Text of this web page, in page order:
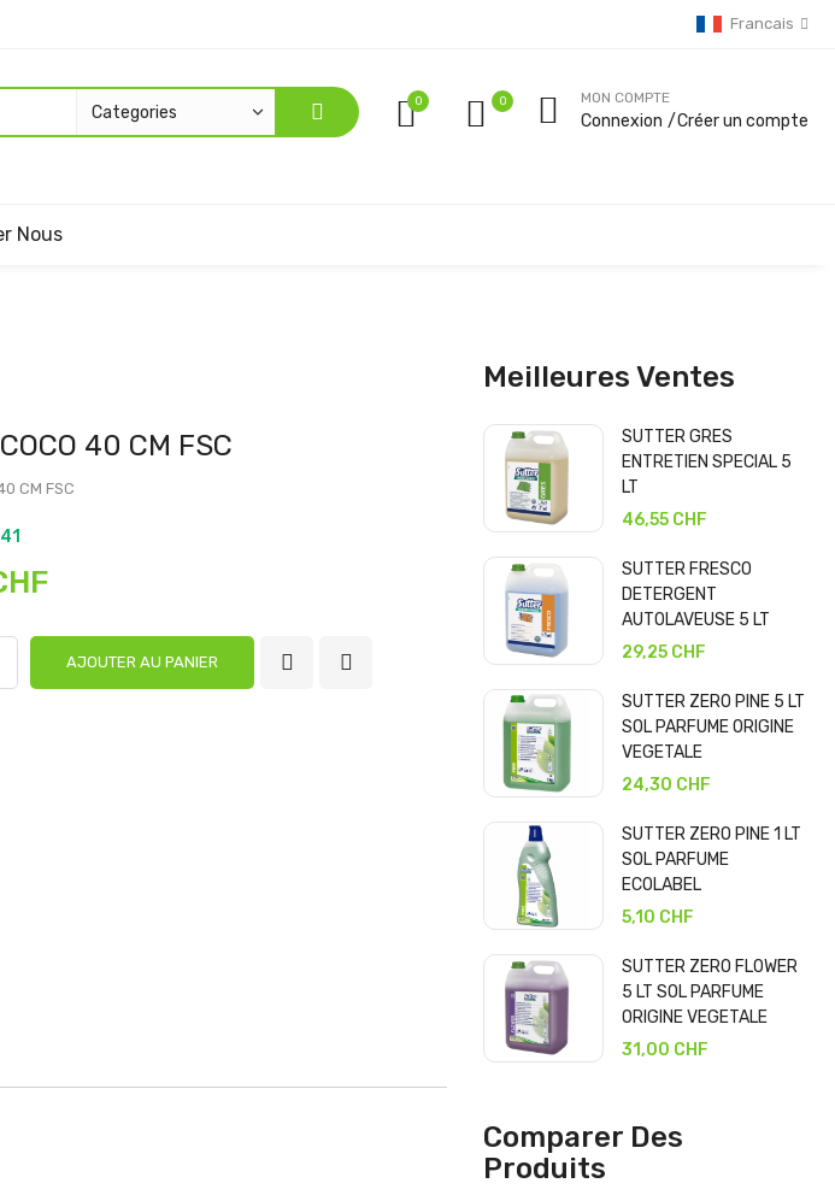
Francais
0 MON COMPTE
Connexion Créer un compte
Nous
40 CM FSC
CM FSC
AJOUTER AU PANIER
Meilleures Ventes
SUTTER GRES
ENTRETIEN SPECIAL 5
LT
46,55 CHF
SUTTER FRESCO
DETERGENT
AUTOLAVEUSE 5 LT
29,25 CHF
SUTTER ZERO PINE 5 LT
SOL PARFUME ORIGINE
VEGETALE
24,30 CHF
SUTTER ZERO PINE 1 LT
SOL PARFUME
ECOLABEL
5,10 CHF
SUTTER ZERO FLOWER
5 LT SOL PARFUME
ORIGINE VEGETALE
31,00 CHF
Comparer Des
Produits